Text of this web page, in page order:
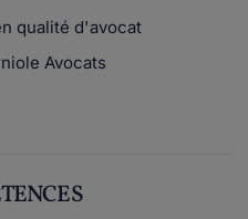
qualité d'avocat
Avocats